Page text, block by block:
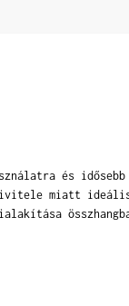
és idősebb
miatt